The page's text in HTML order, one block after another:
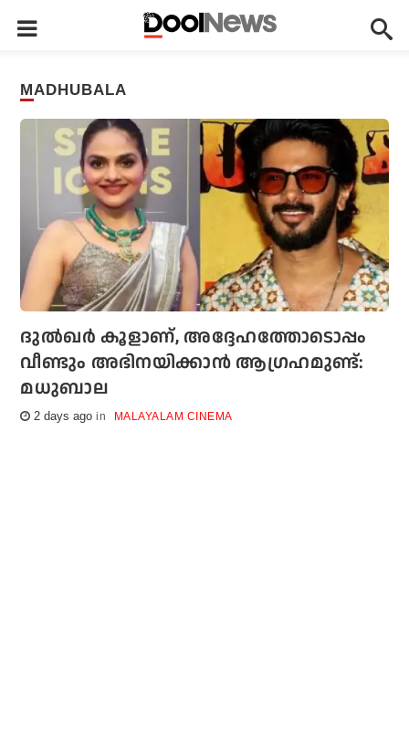
MADHUBALA
ദുല്‍ഖര്‍ കൂളാണ്, അദ്ദേഹത്തോടൊപ്പം
വീണ്ടും അഭിനയിക്കാന്‍ ആഗ്രഹമുണ്ട്:
മധുബാല
2 days ago MALAYALAM CINEMA